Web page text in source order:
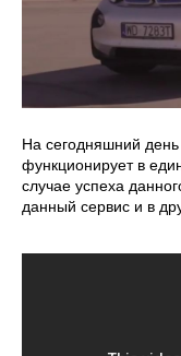
На сегодняшний
функционирует в
случае успеха
данный сервис и в